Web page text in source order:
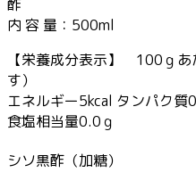
酢
内 容 量：500ml
【栄養成分表示】 100ｇ
す）
エネルギー5kcal タンパク
食塩相当量0.0ｇ
シソ黒酢（加糖）